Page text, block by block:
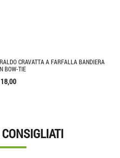
CRAVATTA A FARFALLA BANDIERA
BOW-TIE